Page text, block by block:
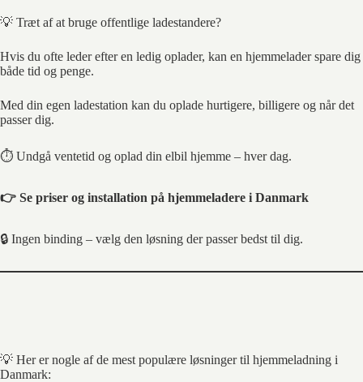
💡 Træt af at bruge offentlige ladestandere?
Hvis du ofte leder efter en ledig oplader, kan en hjemmelader spare dig
både tid og penge.
Med din egen ladestation kan du oplade hurtigere, billigere og når det
passer dig.
⏱️ Undgå ventetid og oplad din elbil hjemme – hver dag.
👉 Se priser og installation på hjemmeladere i Danmark
🔒 Ingen binding – vælg den løsning der passer bedst til dig.
💡 Her er nogle af de mest populære løsninger til hjemmeladning i
Danmark: